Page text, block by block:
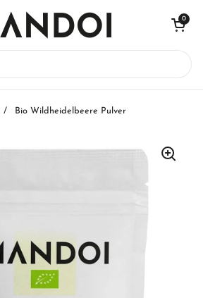
Warenkorb
0
/ Bio Wildheidelbeere Pulver